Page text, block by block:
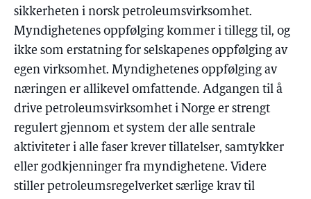
sikkerheten i norsk petroleumsvirksomhet.
Myndighetenes oppfølging kommer i tillegg til, og
ikke som erstatning for selskapenes oppfølging av
egen virksomhet. Myndighetenes oppfølging av
næringen er allikevel omfattende. Adgangen til å
drive petroleumsvirksomhet i Norge er strengt
regulert gjennom et system der alle sentrale
aktiviteter i alle faser krever tillatelser, samtykker
eller godkjenninger fra myndighetene. Videre
stiller petroleumsregelverket særlige krav til